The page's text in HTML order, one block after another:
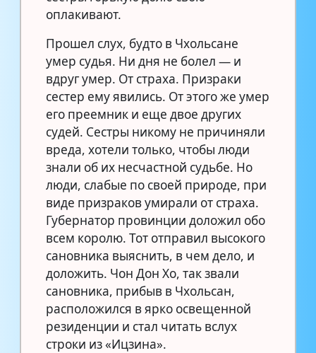
оплакивают.
Прошел слух, будто в Чхольсане
умер судья. Ни дня не болел — и
вдруг умер. От страха. Призраки
сестер ему явились. От этого же умер
его преемник и еще двое других
судей. Сестры никому не причиняли
вреда, хотели только, чтобы люди
знали об их несчастной судьбе. Но
люди, слабые по своей природе, при
виде призраков умирали от страха.
Губернатор провинции доложил обо
всем королю. Тот отправил высокого
сановника выяснить, в чем дело, и
доложить. Чон Дон Хо, так звали
сановника, прибыв в Чхольсан,
расположился в ярко освещенной
резиденции и стал читать вслух
строки из «Ицзина».